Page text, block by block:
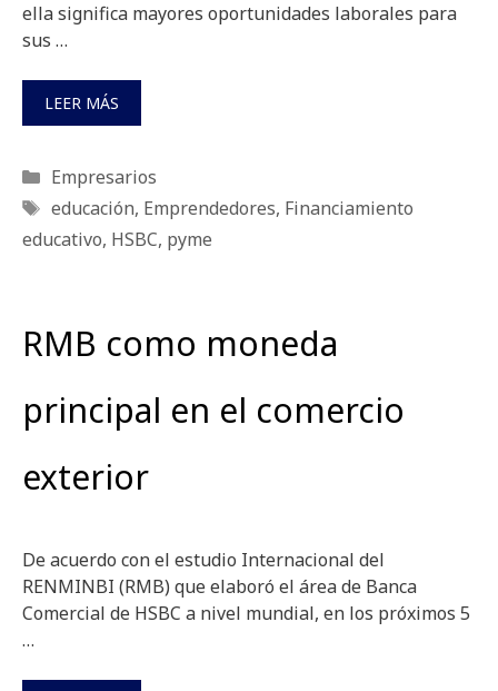
ella significa mayores oportunidades laborales para
sus …
LEER MÁS
Categorías
Empresarios
Etiquetas
educación, Emprendedores, Financiamiento
educativo, HSBC, pyme
RMB como moneda
principal en el comercio
exterior
De acuerdo con el estudio Internacional del
RENMINBI (RMB) que elaboró el área de Banca
Comercial de HSBC a nivel mundial, en los próximos 5
…